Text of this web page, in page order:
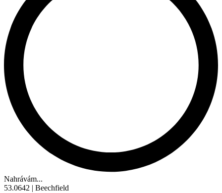
Nahrávám...
53.0642 | Beechfield